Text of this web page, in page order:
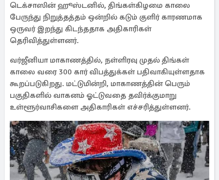
டெக்சாஸின் ஹூஸ்டனில், திங்கள்கிழமை காலை
பேருந்து நிறுத்தத்தம் ஒன்றில் கடும் குளிர் காரணமாக
ஒருவர் இறந்து கிடந்ததாக அதிகாரிகள்
தெரிவித்துள்ளனர்.
வர்ஜீனியா மாகாணத்தில், நள்ளிரவு முதல் திங்கள்
காலை வரை 300 கார் விபத்துக்கள் பதிவாகியுள்ளதாக
கூறப்படுகிறது. மட்டுமின்றி, மாகாணத்தின் பெரும்
பகுதிகளில் வாகனம் ஓட்டுவதை தவிர்க்குமாறு
உள்ளூர்வாசிகளை அதிகாரிகள் எச்சரித்துள்ளனர்.